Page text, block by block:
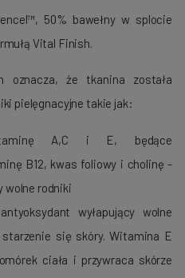
50% bawełny w splocie
Vital Finish.
oznacza, że tkanina została
pielęgnacyjne takie jak:
A,C i E, będące
B12, kwas foliowy i cholinę -
wolne rodniki
wyłapujący wolne
się skóry. Witamina E
ciała i przywraca skórze